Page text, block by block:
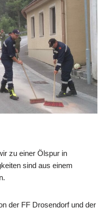
zu einer Ölspur in
sind aus einem
der FF Drosendorf und der